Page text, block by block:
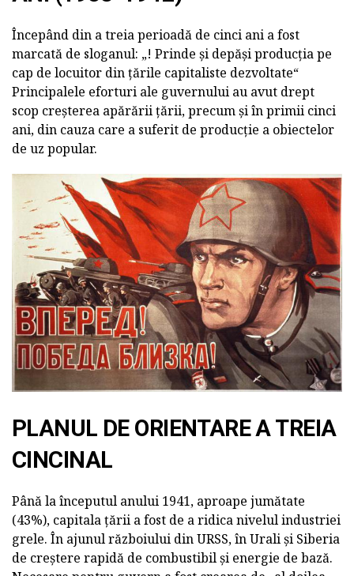
Începând din a treia perioadă de cinci ani a fost
marcată de sloganul: „! Prinde și depăși producția pe
cap de locuitor din țările capitaliste dezvoltate“
Principalele eforturi ale guvernului au avut drept
scop creșterea apărării țării, precum și în primii cinci
ani, din cauza care a suferit de producție a obiectelor
de uz popular.
PLANUL DE ORIENTARE A TREIA
CINCINAL
Până la începutul anului 1941, aproape jumătate
(43%), capitala țării a fost de a ridica nivelul industriei
grele. În ajunul războiului din URSS, în Urali și Siberia
de creștere rapidă de combustibil și energie de bază.